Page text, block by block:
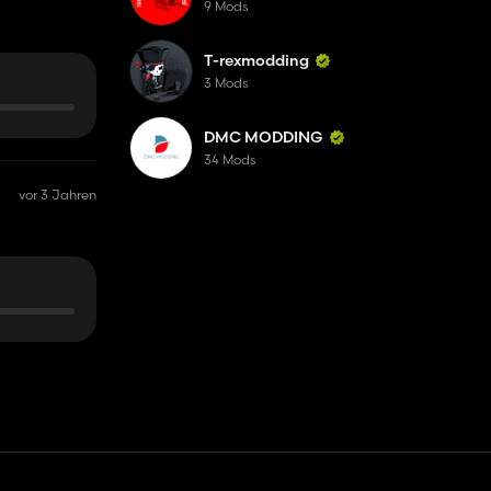
vor 3 Jahren
9 Mods
T-rexmodding
3 Mods
DMC MODDING
34 Mods